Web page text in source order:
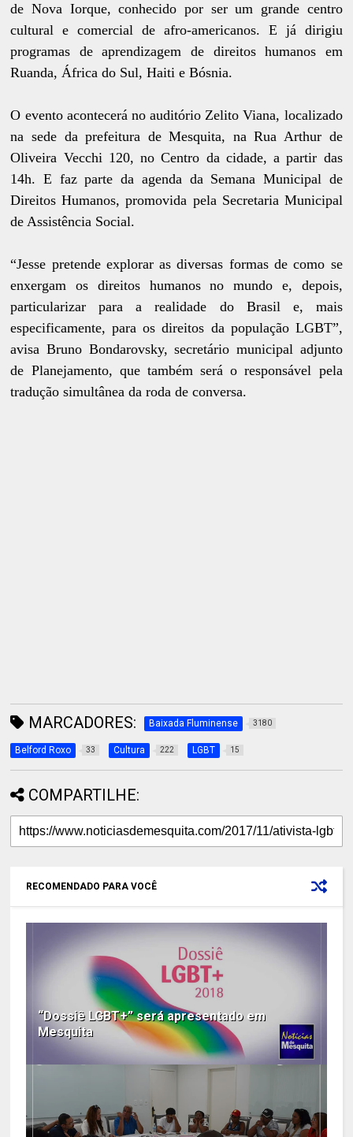
de Nova Iorque, conhecido por ser um grande centro
cultural e comercial de afro-americanos. E já dirigiu
programas de aprendizagem de direitos humanos em
Ruanda, África do Sul, Haiti e Bósnia.
O evento acontecerá no auditório Zelito Viana, localizado
na sede da prefeitura de Mesquita, na Rua Arthur de
Oliveira Vecchi 120, no Centro da cidade, a partir das
14h. E faz parte da agenda da Semana Municipal de
Direitos Humanos, promovida pela Secretaria Municipal
de Assistência Social.
“Jesse pretende explorar as diversas formas de como se
enxergam os direitos humanos no mundo e, depois,
particularizar para a realidade do Brasil e, mais
especificamente, para os direitos da população LGBT”,
avisa Bruno Bondarovsky, secretário municipal adjunto
de Planejamento, que também será o responsável pela
tradução simultânea da roda de conversa.
MARCADORES: Baixada Fluminense 3180
Belford Roxo 33 Cultura 222 LGBT 15
COMPARTILHE:
RECOMENDADO PARA VOCÊ
“Dossiê LGBT+” será apresentado em
Mesquita